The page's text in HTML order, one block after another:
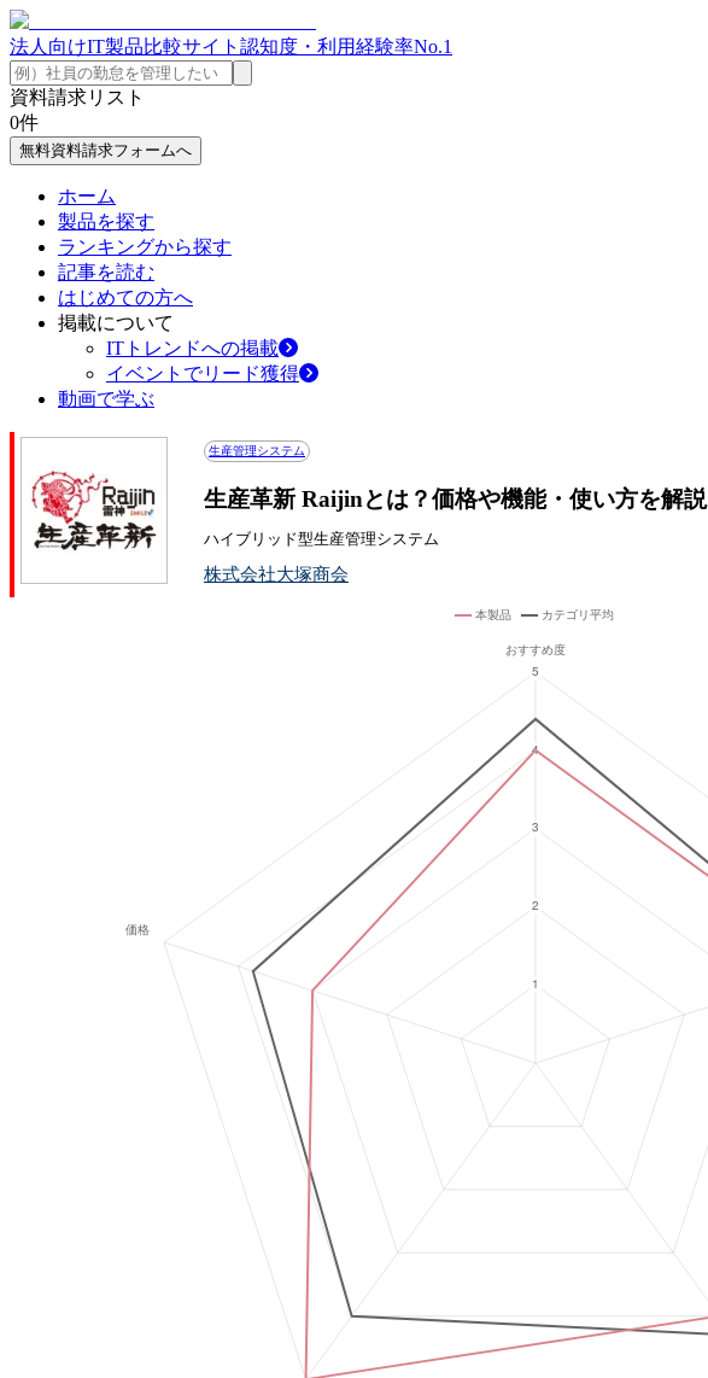
法人向けIT製品比較サイト 認知度・利用経験率No.1
資料請求リスト
0件
無料資料請求フォームへ
ホーム
製品を探す
ランキングから探す
記事を読む
はじめての方へ
掲載について
ITトレンドへの掲載
イベントでリード獲得
動画で学ぶ
生産管理システム
生産革新 Raijinとは？価格や機能・使い方を解説
ハイブリッド型生産管理システム
株式会社大塚商会